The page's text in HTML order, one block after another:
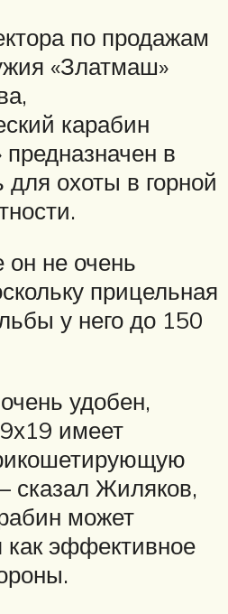
по продажам
«Златмаш»
карабин
в
охоты в горной
он не очень
прицельная
у него до 150
удобен,
имеет
сказал Жиляков,
может
как эффективное